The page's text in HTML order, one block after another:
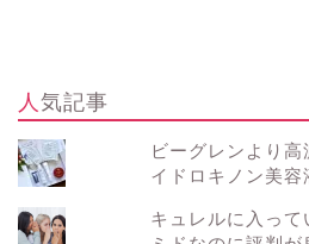
人気記事
ビーグレンより
イドロキノン美容
キュレルに入って